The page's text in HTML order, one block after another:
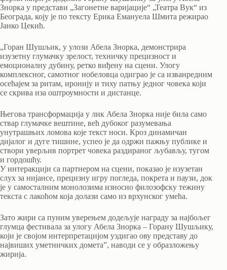
Знорка у представи „Загонетне варијације“ „Театра Вук“ из
Београда, коју је по тексту Ерика Емануела Шмита режирао
Јанко Цекић.
„Горан Шушљик, у улози Абела Знорка, демонстрира
изузетну глумачку зрелост, техничку прецизност и
емоционалну дубину, ретко виђену на сцени. Улогу
комплексног, самотног нобеловца одиграо је са изванредним
осећајем за ритам, иронију и тиху патњу једног човека који
се скрива иза оштроумности и дистанце.
Његова трансформација у лик Абела Знорка није била само
ствар глумачке вештине, већ дубоког разумевања
унутрашњих ломова које текст носи. Кроз динамичан
дијалог и дуге тишине, успео је да одржи пажњу публике и
створи уверљив портрет човека раздираног љубављу, тугом
и гордошћу.
У интеракцији са партнером на сцени, показао је изузетан
слух за нијансе, прецизну игру погледа, покрета и паузи, док
је у самосталним монолозима износио филозофску тежину
текста с лакоћом која долази само из врхунског умећа.
Зато жири са пуним уверењем додељује награду за најбољег
глумца фестивала за улогу Абела Знорка – Горану Шушљику,
који је својом интерпретацијом уздигао ову представу до
највиших уметничких дометаˮ, наводи се у образложењу
жирија.